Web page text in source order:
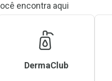
encontra aqui
DermaClub